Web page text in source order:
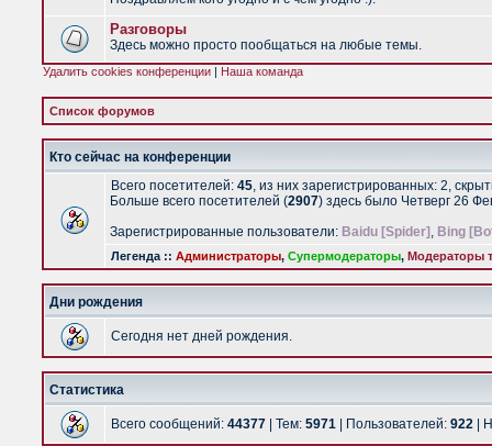
Разговоры
Здесь можно просто пообщаться на любые темы.
Удалить cookies конференции | Наша команда
Список форумов
Кто сейчас на конференции
Всего посетителей: 45, из них зарегистрированных: 2,
Больше всего посетителей (2907) здесь было Четверг 26
Зарегистрированные пользователи: Baidu [Spider] , Bing
Легенда :: Администраторы, Супермодераторы, Модераторы
Дни рождения
Сегодня нет дней рождения.
Статистика
Всего сообщений: 44377 | Тем: 5971 | Пользователей: 922 |